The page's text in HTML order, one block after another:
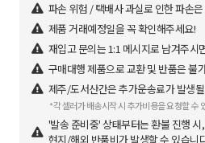
파손 위험 / 택배사 과실로 인한 파손
제품 거래예정일을 꼭 확인해주세요!
재입고 문의는 1:1 메시지로 남겨주시
구매대행 제품으로 교환 및 반품은 불
제주/도서산간은 추가운송료가 발생
*각 셀러가 배송시작 시 추가비용을 요청할 수
'발송 준비중' 상태부터는 환불 진행
현지/해외 반품비가 발생할 수 있습니